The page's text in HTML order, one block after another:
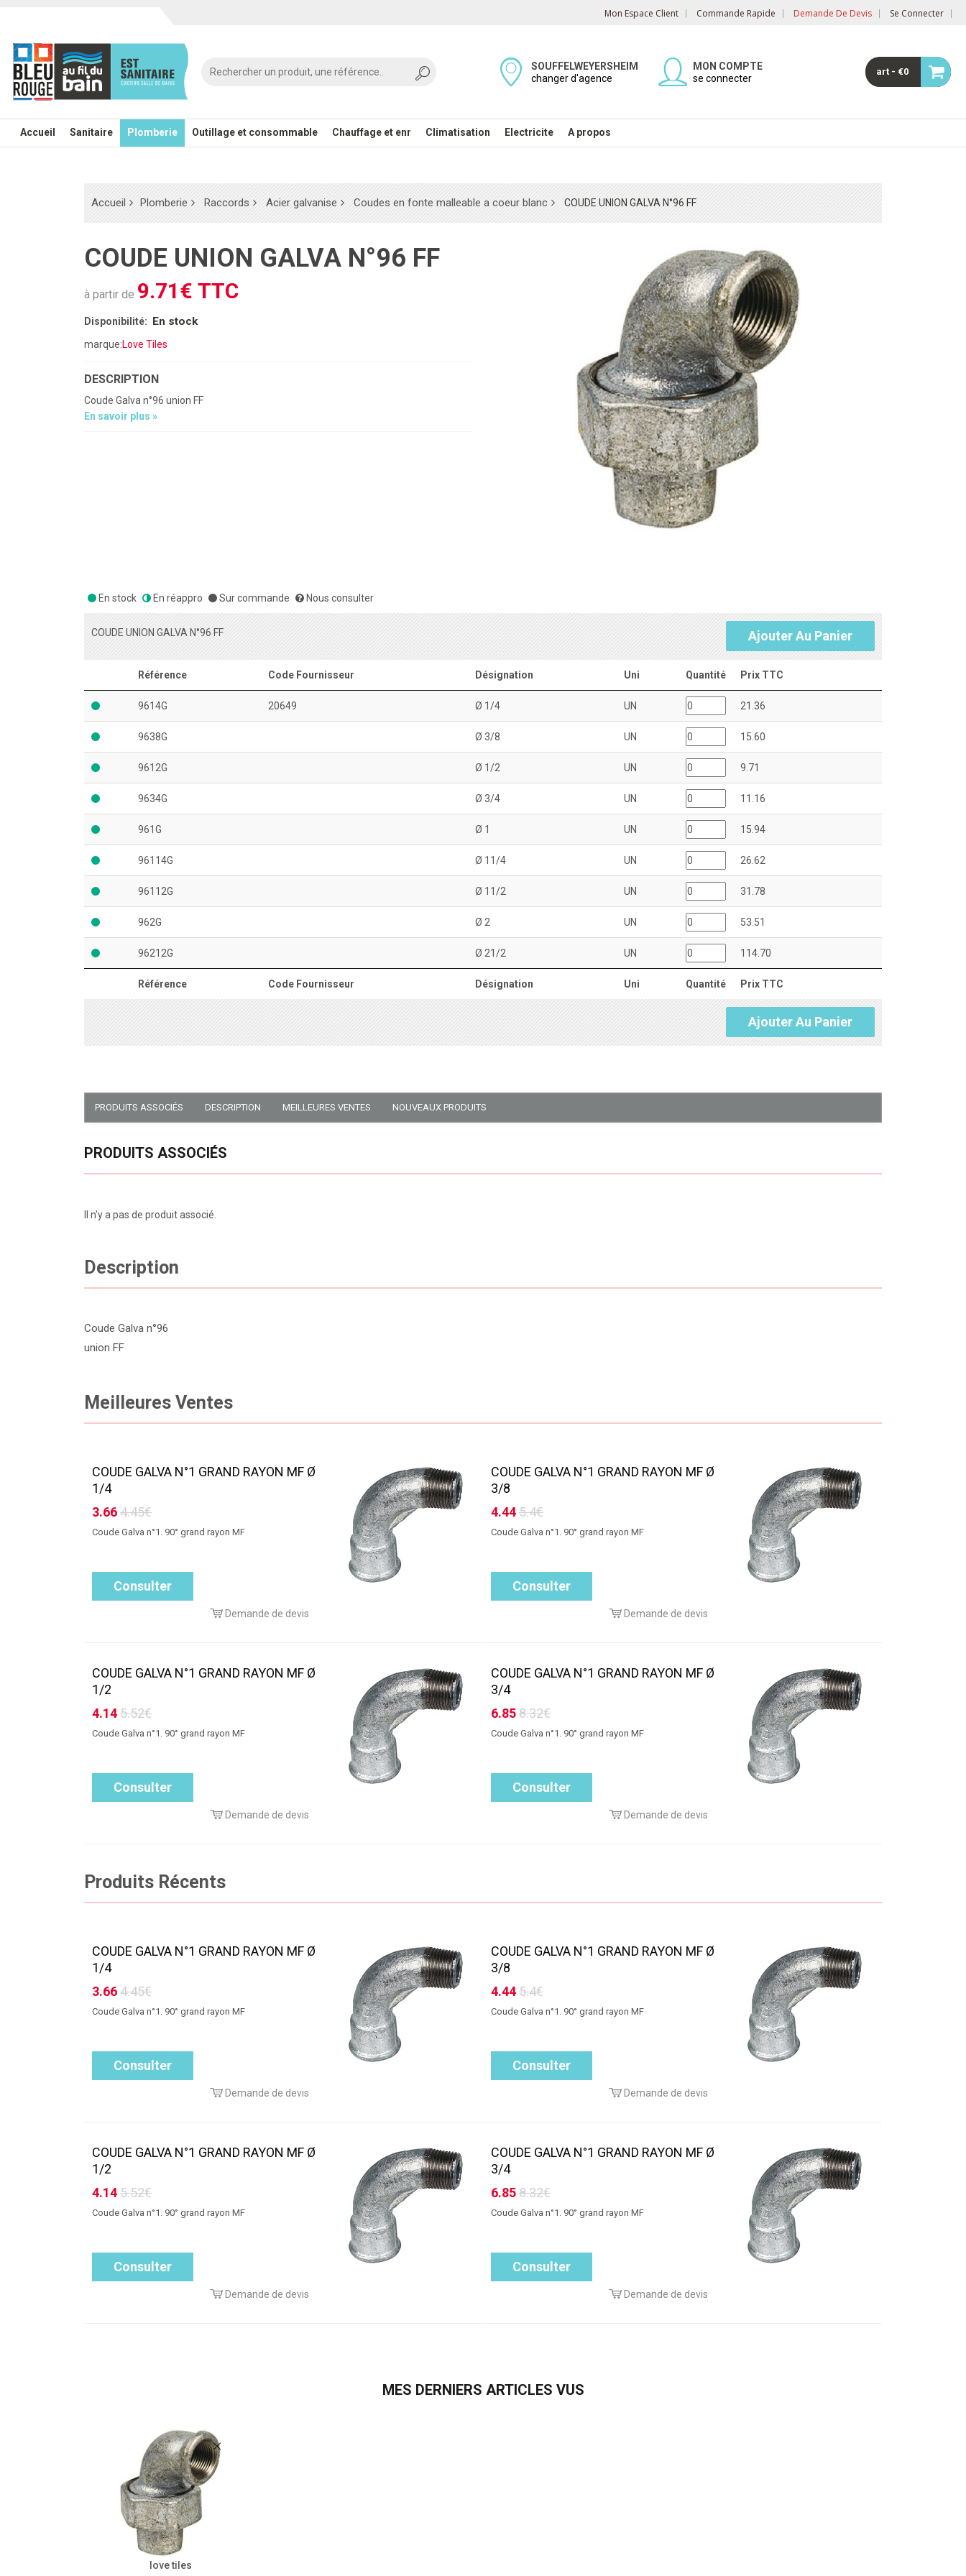
Mon Espace Client Commande Rapide Demande De Devis Se Connecter
SOUFFELWEYERSHEIM
changer d'agence
MON COMPTE
se connecter
art - €0
Accueil Sanitaire Plomberie Outillage et consommable Chauffage et enr Climatisation Electricite A propos
Accueil Plomberie Raccords Acier galvanise Coudes en fonte malleable a coeur blanc COUDE UNION GALVA N°96 FF
COUDE UNION GALVA N°96 FF
à partir de 9.71€ TTC
Disponibilité: En stock
marque:Love Tiles
DESCRIPTION
Coude Galva n°96 union FF
En savoir plus »
En stock En réappro Sur commande Nous consulter
COUDE UNION GALVA N°96 FF Ajouter Au Panier
Référence Code Fournisseur Désignation Uni Quantité Prix TTC
Référence Code Fournisseur Désignation Uni Quantité Prix TTC
9614G 20649 Ø 1/4 UN 21.36
9638G Ø 3/8 UN 15.60
9612G Ø 1/2 UN 9.71
9634G Ø 3/4 UN 11.16
961G Ø 1 UN 15.94
96114G Ø 11/4 UN 26.62
96112G Ø 11/2 UN 31.78
962G Ø 2 UN 53.51
96212G Ø 21/2 UN 114.70
Ajouter Au Panier
PRODUITS ASSOCIÉS DESCRIPTION MEILLEURES VENTES NOUVEAUX PRODUITS
PRODUITS ASSOCIÉS
Il n'y a pas de produit associé.
Description
Coude Galva n°96
union FF
Meilleures Ventes
COUDE GALVA N°1 GRAND RAYON MF Ø
1/4
3.664.45€
Coude Galva n°1. 90° grand rayon MF
Consulter
Demande de devis
COUDE GALVA N°1 GRAND RAYON MF Ø
3/8
4.445.4€
Coude Galva n°1. 90° grand rayon MF
Consulter
Demande de devis
COUDE GALVA N°1 GRAND RAYON MF Ø
1/2
4.145.52€
Coude Galva n°1. 90° grand rayon MF
Consulter
Demande de devis
COUDE GALVA N°1 GRAND RAYON MF Ø
3/4
6.858.32€
Coude Galva n°1. 90° grand rayon MF
Consulter
Demande de devis
Produits Récents
COUDE GALVA N°1 GRAND RAYON MF Ø
1/4
3.664.45€
Coude Galva n°1. 90° grand rayon MF
Consulter
Demande de devis
COUDE GALVA N°1 GRAND RAYON MF Ø
3/8
4.445.4€
Coude Galva n°1. 90° grand rayon MF
Consulter
Demande de devis
COUDE GALVA N°1 GRAND RAYON MF Ø
1/2
4.145.52€
Coude Galva n°1. 90° grand rayon MF
Consulter
Demande de devis
COUDE GALVA N°1 GRAND RAYON MF Ø
3/4
6.858.32€
Coude Galva n°1. 90° grand rayon MF
Consulter
Demande de devis
MES DERNIERS ARTICLES VUS
love tiles